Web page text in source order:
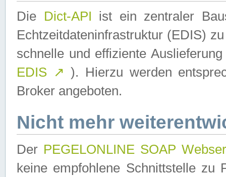
Die Dict-API ist ein zentraler
Echtzeitdateninfrastruktur (EDIS)
schnelle und effiziente
EDIS ↗ ). Hierzu werden
Broker angeboten.
Nicht mehr
Der PEGELONLINE SOAP
keine empfohlene Schnittstelle zu